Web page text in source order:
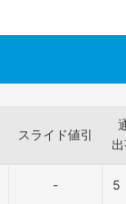
スライド値引
- 5